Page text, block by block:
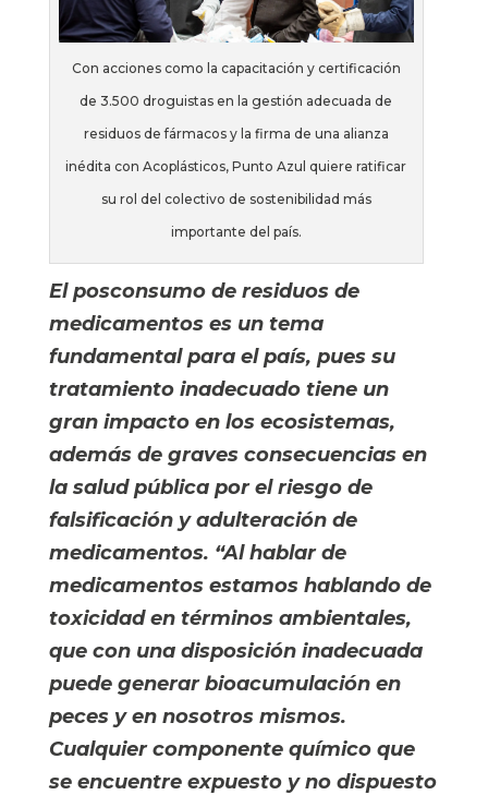
Con acciones como la capacitación y certificación
de 3.500 droguistas en la gestión adecuada de
residuos de fármacos y la firma de una alianza
inédita con Acoplásticos, Punto Azul quiere ratificar
su rol del colectivo de sostenibilidad más
importante del país.
El posconsumo de residuos de
medicamentos es un tema
fundamental para el país, pues su
tratamiento inadecuado tiene un
gran impacto en los ecosistemas,
además de graves consecuencias en
la salud pública por el riesgo de
falsificación y adulteración de
medicamentos. “Al hablar de
medicamentos estamos hablando de
toxicidad en términos ambientales,
que con una disposición inadecuada
puede generar bioacumulación en
peces y en nosotros mismos.
Cualquier componente químico que
se encuentre expuesto y no dispuesto